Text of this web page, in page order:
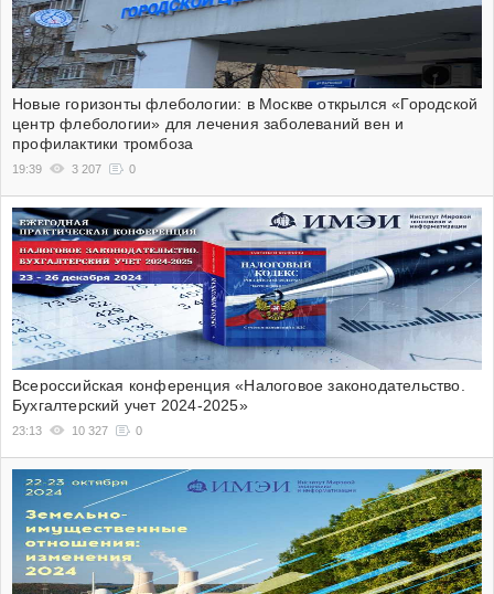
Новые горизонты флебологии: в Москве открылся «Городской
центр флебологии» для лечения заболеваний вен и
профилактики тромбоза
19:39 3 207 0
Всероссийская конференция «Налоговое законодательство.
Бухгалтерский учет 2024-2025»
23:13 10 327 0